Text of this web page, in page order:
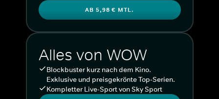
AB 5,98 € MTL.
Alles von WOW
Blockbuster kurz nach dem Kino.
Exklusive und preisgekrönte Top-Serien.
Kompletter Live-Sport von Sky Sport